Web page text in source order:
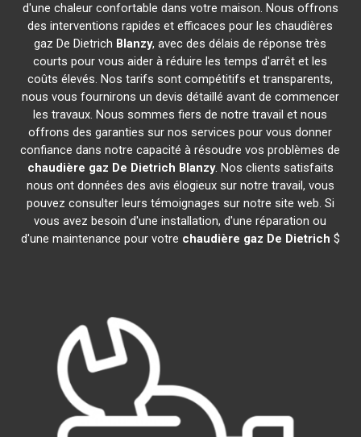
d'une chaleur confortable dans votre maison. Nous offrons
des interventions rapides et efficaces pour les chaudières
gaz De Dietrich Blanzy, avec des délais de réponse très
courts pour vous aider à réduire les temps d'arrêt et les
coûts élevés. Nos tarifs sont compétitifs et transparents,
nous vous fournirons un devis détaillé avant de commencer
les travaux. Nous sommes fiers de notre travail et nous
offrons des garanties sur nos services pour vous donner
confiance dans notre capacité à résoudre vos problèmes de
chaudière gaz De Dietrich Blanzy. Nos clients satisfaits
nous ont données des avis élogieux sur notre travail, vous
pouvez consulter leurs témoignages sur notre site web. Si
vous avez besoin d'une installation, d'une réparation ou
d'une maintenance pour votre chaudière gaz De Dietrich $